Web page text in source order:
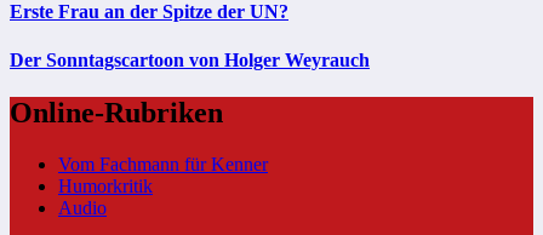
Erste Frau an der Spitze der UN?
Der Sonntagscartoon von Holger Weyrauch
Online-Rubriken
Vom Fachmann für Kenner
Humorkritik
Audio